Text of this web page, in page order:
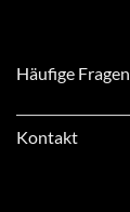
Häufige Fragen
Kontakt